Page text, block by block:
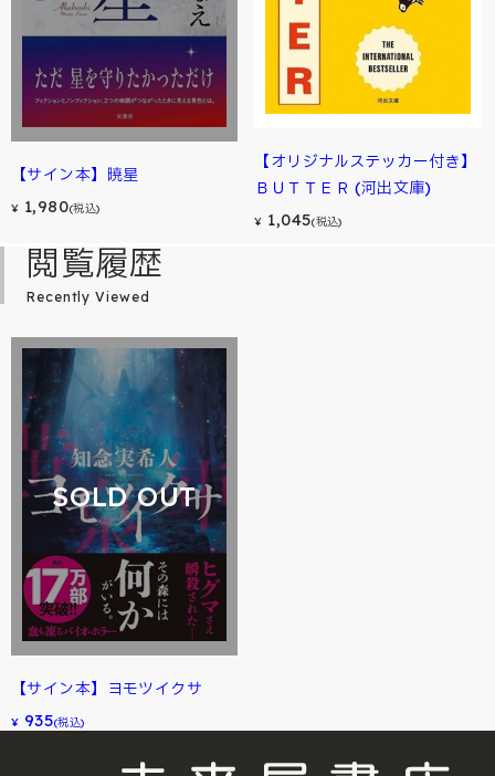
【サイン本】暁星
¥ 1,980(税込)
【オリジナルステッカー付き】
ＢＵＴＴＥＲ (河出文庫)
¥ 1,045(税込)
閲覧履歴
Recently Viewed
SOLD OUT
【サイン本】ヨモツイクサ
¥ 935(税込)